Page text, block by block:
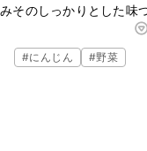
みそのしっかりとした味
ひき肉やツナと合わせて
ますよ。
#にんじん #野菜